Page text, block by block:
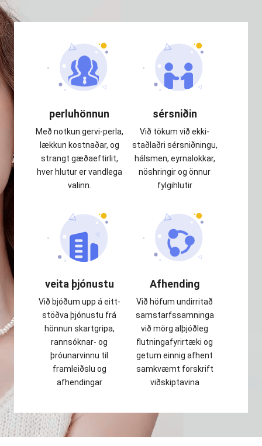
perluhönnun
Með notkun gervi-perla,
lækkun kostnaðar, og
strangt gæðaeftirlit,
hver hlutur er vandlega
valinn.
sérsniðin
Við tökum við ekki-
staðlaðri sérsniðningu,
hálsmen, eyrnalokkar,
nöshringir og önnur
fylgihlutir
veita þjónustu
Við bjóðum upp á eitt-
stöðva þjónustu frá
hönnun skartgripa,
rannsóknar- og
þróunarvinnu til
framleiðslu og
afhendingar
Afhending
Við höfum undirritað
samstarfssamninga
við mörg alþjóðleg
flutningafyrirtæki og
getum einnig afhent
samkvæmt forskrift
viðskiptavina